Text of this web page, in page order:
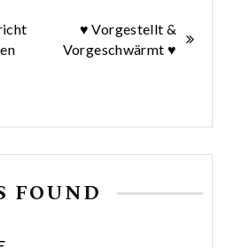
♥ Vorgestellt &
Vorgeschwärmt ♥
FOUND